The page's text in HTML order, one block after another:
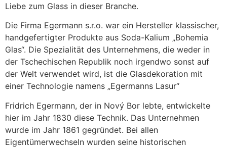
Liebe zum Glass in dieser Branche.
Die Firma Egermann s.r.o. war ein Hersteller klassischer,
handgefertigter Produkte aus Soda-Kalium „Bohemia
Glas“. Die Spezialität des Unternehmens, die weder in
der Tschechischen Republik noch irgendwo sonst auf
der Welt verwendet wird, ist die Glasdekoration mit
einer Technologie namens „Egermanns Lasur“
Fridrich Egermann, der in Nový Bor lebte, entwickelte
hier im Jahr 1830 diese Technik. Das Unternehmen
wurde im Jahr 1861 gegründet. Bei allen
Eigentümerwechseln wurden seine historischen